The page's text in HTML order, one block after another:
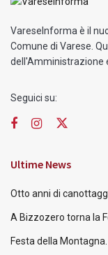
VareseInforma è il
Comune di Varese.
dell'Amministrazione
Seguici su:
Ultime News
Otto anni di
A Bizzozero torna la
Festa della